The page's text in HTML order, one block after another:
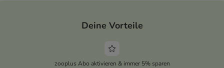
Deine Vorteile
zooplus Abo aktivieren & immer 5% sparen